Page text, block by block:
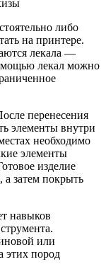
либо
на принтере.
лекала —
лекал можно
перенесения
элементы внутри
необходимо
элементы
изделие
а затем покрыть
навыков
или
этих пород